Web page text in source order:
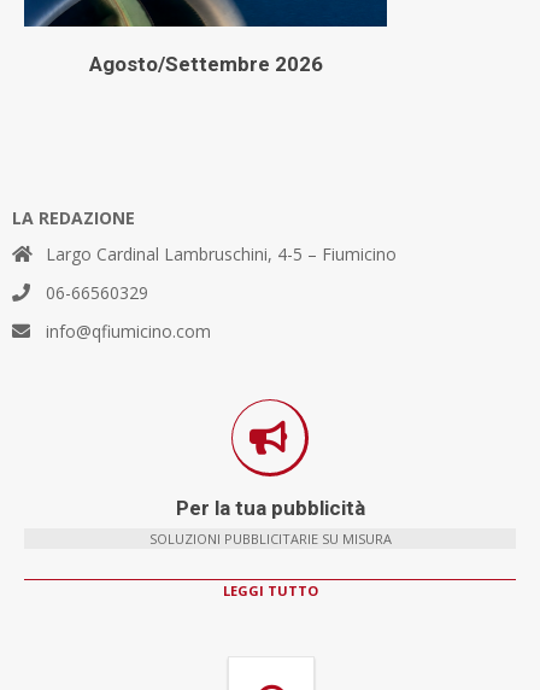
Agosto/Settembre 2026
LA REDAZIONE
Largo Cardinal Lambruschini, 4-5 – Fiumicino
06-66560329
info@qfiumicino.com
Per la tua pubblicità
SOLUZIONI PUBBLICITARIE SU MISURA
LEGGI TUTTO